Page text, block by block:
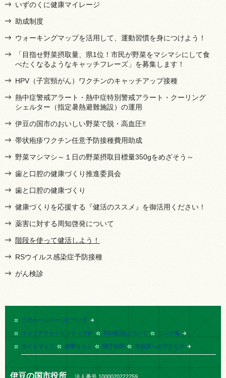
いずのくに健康マイレージ
助成制度
ウォーキングマップを活用して、運動習慣を身につけよう！
「目指せ野菜摂取量、県1位！市民が野菜をマシマシにして食
べたくなるようなキャッチフレーズ」を募集します！
HPV（子宮頸がん）ワクチンのキャッチアップ接種
熱中症警戒アラート・熱中症特別警戒アラート・クーリング
シェルター（指定暑熱避難施設）の運用
伊豆の国市のおいしい野菜で脱・高血圧‼
帯状疱疹ワクチン任意予防接種費用助成
野菜マシマシ～１日の野菜摂取目標量350gをめざそう～
歯と口腔の健康づくり推進委員会
歯と口腔の健康づくり
健康づくりを応援する『健活のススメ』を御活用ください！
薬害に対する周知啓発について
階段を使って健活しよう！
RSウイルス感染症予防接種
がん検診
このホームページについて
ウェブアクセシビリティ方針 RSS配信について リンク集
サイトマップ 携帯サイト 開庁時間 市役所へのアクセス
伊豆の国市役所 法人番号 1000020222259